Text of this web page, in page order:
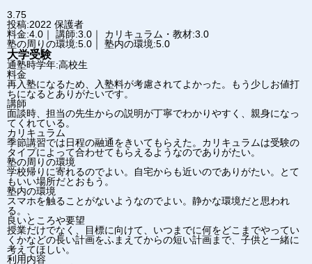
3.75
投稿:2022 保護者
料金:4.0｜ 講師:3.0｜ カリキュラム・教材:3.0
塾の周りの環境:5.0｜ 塾内の環境:5.0
大学受験
通塾時学年:高校生
料金
再入塾になるため、入塾料が考慮されてよかった。もう少しお値打
ちになるとありがたいです。
講師
面談時、担当の先生からの説明が丁寧でわかりやすく、親身になっ
てくれている。
カリキュラム
季節講習では日程の融通をきいてもらえた。カリキュラムは受験の
タイプによって合わせてもらえるようなのでありがたい。
塾の周りの環境
学校帰りに寄れるのでよい。自宅からも近いのでありがたい。とて
もいい場所だとおもう。
塾内の環境
スマホを触ることがないようなのでよい。静かな環境だと思われ
る。、
良いところや要望
授業だけでなく、目標に向けて、いつまでに何をどこまでやってい
くかなどの長い計画をふまえてからの短い計画まで、子供と一緒に
考えてほしい。
利用内容